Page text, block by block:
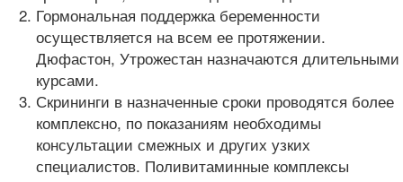
Гормональная поддержка беременности
осуществляется на всем ее протяжении.
Дюфастон, Утрожестан назначаются длительными
курсами.
Скрининги в назначенные сроки проводятся более
комплексно, по показаниям необходимы
консультации смежных и других узких
специалистов. Поливитаминные комплексы